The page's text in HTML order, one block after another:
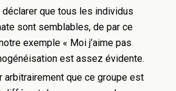
déclarer que tous les individus
sont semblables, de par ce
exemple « Moi j’aime pas
est assez évidente.
arbitrairement que ce groupe est